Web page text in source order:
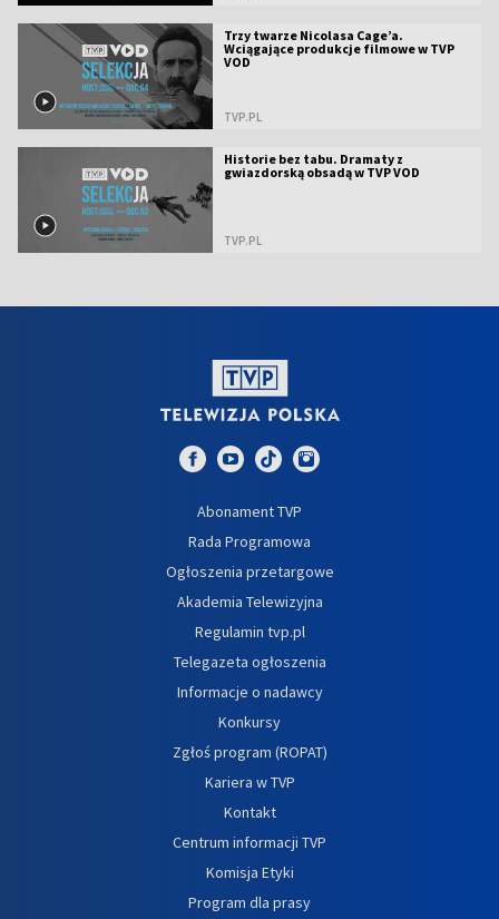
Trzy twarze Nicolasa Cage’a.
Wciągające produkcje filmowe w TVP
VOD
TVP.PL
Historie bez tabu. Dramaty z
gwiazdorską obsadą w TVP VOD
TVP.PL
Abonament TVP
Rada Programowa
Ogłoszenia przetargowe
Akademia Telewizyjna
Regulamin tvp.pl
Telegazeta ogłoszenia
Informacje o nadawcy
Konkursy
Zgłoś program (ROPAT)
Kariera w TVP
Kontakt
Centrum informacji TVP
Komisja Etyki
Program dla prasy